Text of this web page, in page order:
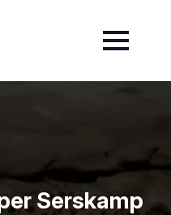
Serskamp